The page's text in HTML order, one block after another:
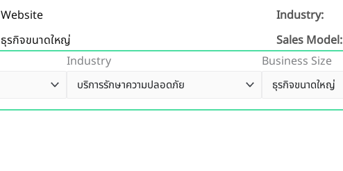
Website Industry:
ธุรกิจขนาดใหญ่ Sales Model:
Industry Business Size